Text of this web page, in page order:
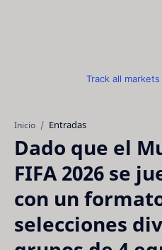
Track all
Inicio Entradas
Dado que el
FIFA 2026 se
con un
selecciones